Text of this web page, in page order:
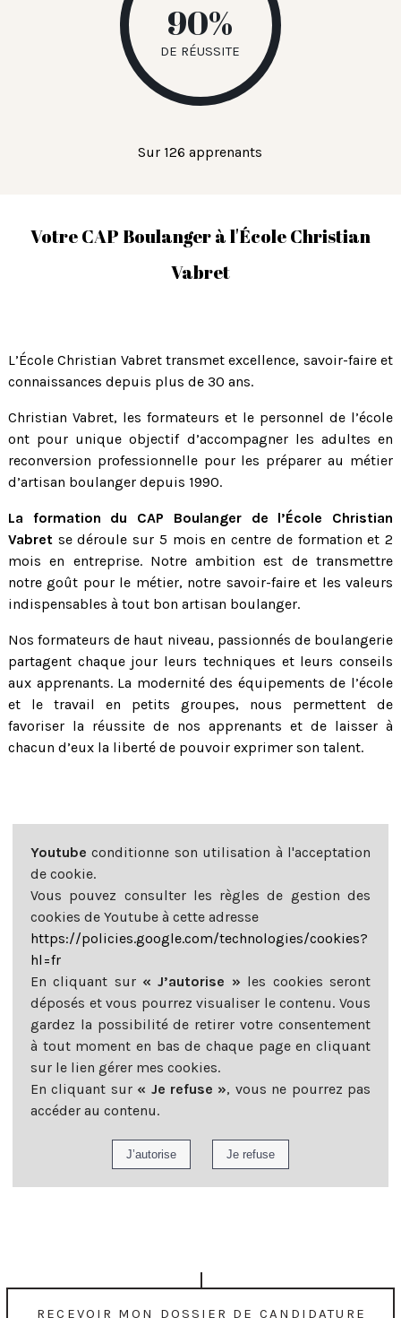
90%
de réussite
Sur 126 apprenants
Votre CAP Boulanger à l'École Christian
Vabret
L’École Christian Vabret transmet excellence, savoir-faire et
connaissances depuis plus de 30 ans.
Christian Vabret, les formateurs et le personnel de l’école
ont pour unique objectif d’accompagner les adultes en
reconversion professionnelle pour les préparer au métier
d’artisan boulanger depuis 1990.
La formation du CAP Boulanger de l’École Christian
Vabret se déroule sur 5 mois en centre de formation et 2
mois en entreprise. Notre ambition est de transmettre
notre goût pour le métier, notre savoir-faire et les valeurs
indispensables à tout bon artisan boulanger.
Nos formateurs de haut niveau, passionnés de boulangerie
partagent chaque jour leurs techniques et leurs conseils
aux apprenants. La modernité des équipements de l’école
et le travail en petits groupes, nous permettent de
favoriser la réussite de nos apprenants et de laisser à
chacun d’eux la liberté de pouvoir exprimer son talent.
Youtube conditionne son utilisation à l'acceptation
de cookie.
Vous pouvez consulter les règles de gestion des
cookies de Youtube à cette adresse
https://policies.google.com/technologies/cookies?
hl=fr
En cliquant sur « J’autorise » les cookies seront
déposés et vous pourrez visualiser le contenu. Vous
gardez la possibilité de retirer votre consentement
à tout moment en bas de chaque page en cliquant
sur le lien gérer mes cookies.
En cliquant sur « Je refuse », vous ne pourrez pas
accéder au contenu.
Recevoir mon dossier de candidature